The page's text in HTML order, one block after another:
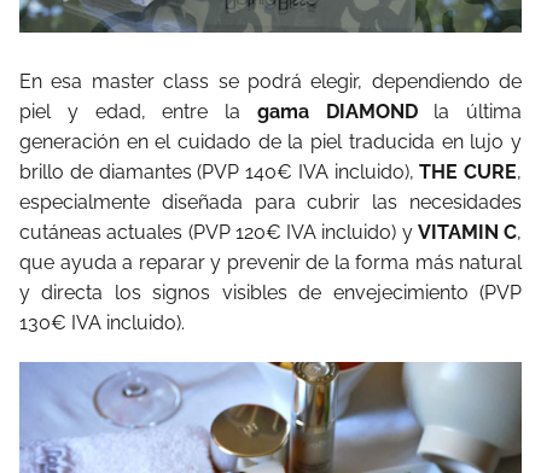
En esa master class se podrá elegir, dependiendo de
piel y edad, entre la gama DIAMONDla última
generación en el cuidado de la piel traducida en lujo y
brillo de diamantes (PVP 140€ IVA incluido),THE CURE,
especialmente diseñada para cubrir las necesidades
cutáneas actuales (PVP 120€ IVA incluido) y VITAMIN C,
que ayuda a reparar y prevenir de la forma más natural
y directa los signos visibles de envejecimiento (PVP
130€ IVA incluido).